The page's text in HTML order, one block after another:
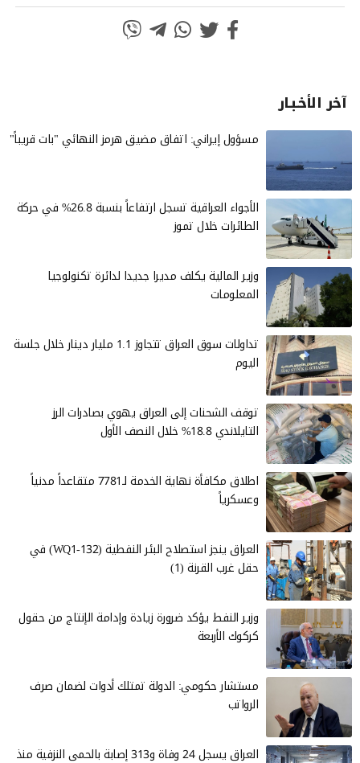
آخر الأخـبـار
مسؤول إيراني: اتفاق مضيق هرمز النهائي "بات قريباً"
الأجواء العراقية تسجل ارتفاعاً بنسبة 26.8% في حركة
الطائرات خلال تموز
وزير المالية يكلف مديرا جديدا لدائرة تكنولوجيا
المعلومات
تداولات سوق العراق تتجاوز 1.1 مليار دينار خلال جلسة
اليوم
توقف الشحنات إلى العراق يهوي بصادرات الرز
التايلاندي 18.8% خلال النصف الأول
اطلاق مكافأة نهاية الخدمة لـ7781 متقاعداً مدنياً
وعسكرياً
العراق ينجز استصلاح البئر النفطية (WQ1-132) في
حقل غرب القرنة (1)
وزير النفط يؤكد ضرورة زيادة وإدامة الإنتاج من حقول
كركوك الأربعة
مستشار حكومي: الدولة تمتلك أدوات لضمان صرف
الرواتب
العراق يسجل 24 وفاة و313 إصابة بالحمى النزفية منذ